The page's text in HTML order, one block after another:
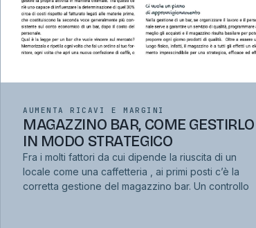
AUMENTA RICAVI E MARGINI
MAGAZZINO BAR, COME GESTIRLO
IN MODO STRATEGICO
Fra i molti fattori da cui dipende la riuscita di un
locale come una caffetteria , ai primi posti c’è la
corretta gestione del magazzino bar. Un controllo